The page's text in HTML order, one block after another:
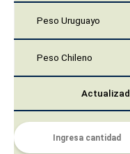
Peso Uruguayo
Peso Chileno